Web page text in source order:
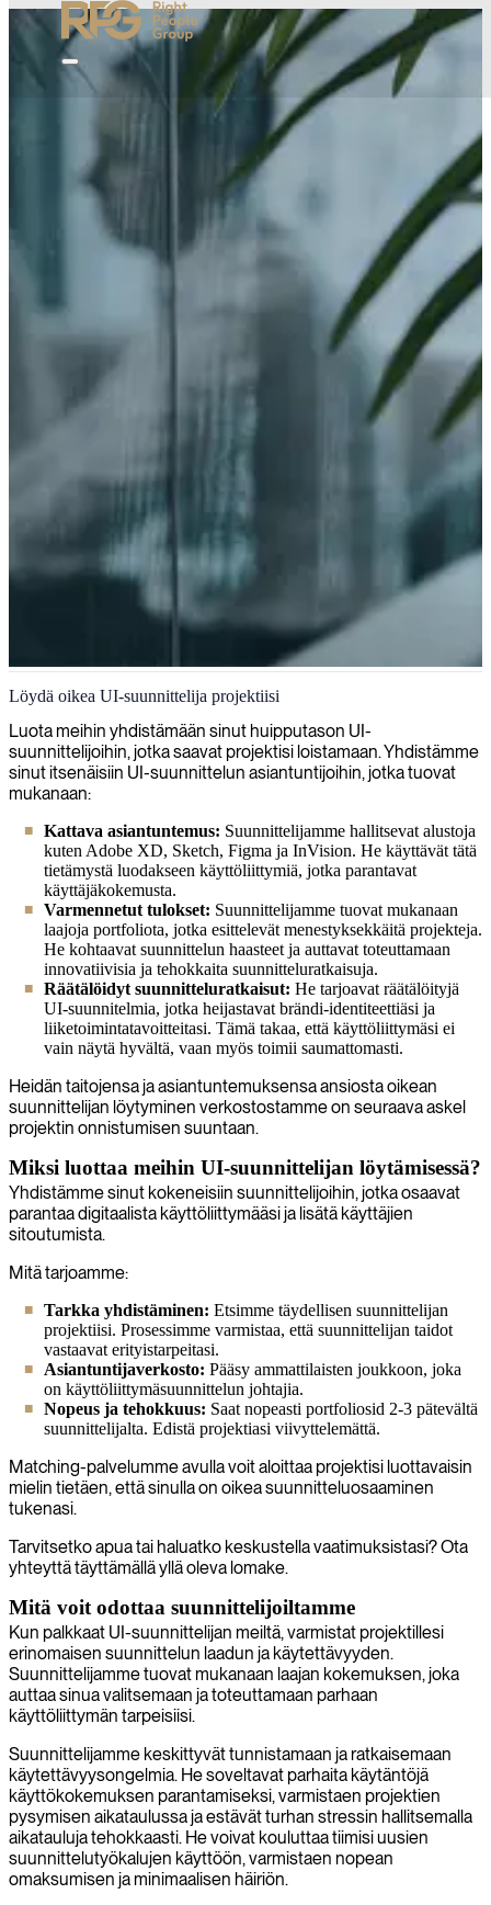
UI-suunnittelu
Meillä on intohimoa luoda erinomaisia käyttäjäkokemuksia ja
virtaviivaistaa käyttöliittymiä, jotka tekevät digitaalisista
tuotteistanne mukaansatempaavia, intuitiivisia ja vaikuttavia.
Löydä oikea UI-suunnittelija projektiisi
Luota meihin yhdistämään sinut huipputason UI-
suunnittelijoihin, jotka saavat projektisi loistamaan. Yhdistämme
sinut itsenäisiin UI-suunnittelun asiantuntijoihin, jotka tuovat
mukanaan:
Kattava asiantuntemus: Suunnittelijamme hallitsevat alustoja
kuten Adobe XD, Sketch, Figma ja InVision. He käyttävät tätä
tietämystä luodakseen käyttöliittymiä, jotka parantavat
käyttäjäkokemusta.
Varmennetut tulokset: Suunnittelijamme tuovat mukanaan
laajoja portfoliota, jotka esittelevät menestyksekkäitä projekteja.
He kohtaavat suunnittelun haasteet ja auttavat toteuttamaan
innovatiivisia ja tehokkaita suunnitteluratkaisuja.
Räätälöidyt suunnitteluratkaisut: He tarjoavat räätälöityjä
UI-suunnitelmia, jotka heijastavat brändi-identiteettiäsi ja
liiketoimintatavoitteitasi. Tämä takaa, että käyttöliittymäsi ei
vain näytä hyvältä, vaan myös toimii saumattomasti.
Heidän taitojensa ja asiantuntemuksensa ansiosta oikean
suunnittelijan löytyminen verkostostamme on seuraava askel
projektin onnistumisen suuntaan.
Miksi luottaa meihin UI-suunnittelijan löytämisessä?
Yhdistämme sinut kokeneisiin suunnittelijoihin, jotka osaavat
parantaa digitaalista käyttöliittymääsi ja lisätä käyttäjien
sitoutumista.
Mitä tarjoamme:
Tarkka yhdistäminen: Etsimme täydellisen suunnittelijan
projektiisi. Prosessimme varmistaa, että suunnittelijan taidot
vastaavat erityistarpeitasi.
Asiantuntijaverkosto: Pääsy ammattilaisten joukkoon, joka
on käyttöliittymäsuunnittelun johtajia.
Nopeus ja tehokkuus: Saat nopeasti portfoliosid 2-3 pätevältä
suunnittelijalta. Edistä projektiasi viivyttelemättä.
Matching-palvelumme avulla voit aloittaa projektisi luottavaisin
mielin tietäen, että sinulla on oikea suunnitteluosaaminen
tukenasi.
Tarvitsetko apua tai haluatko keskustella vaatimuksistasi? Ota
yhteyttä täyttämällä yllä oleva lomake.
Mitä voit odottaa suunnittelijoiltamme
Kun palkkaat UI-suunnittelijan meiltä, varmistat projektillesi
erinomaisen suunnittelun laadun ja käytettävyyden.
Suunnittelijamme tuovat mukanaan laajan kokemuksen, joka
auttaa sinua valitsemaan ja toteuttamaan parhaan
käyttöliittymän tarpeisiisi.
Suunnittelijamme keskittyvät tunnistamaan ja ratkaisemaan
käytettävyysongelmia. He soveltavat parhaita käytäntöjä
käyttökokemuksen parantamiseksi, varmistaen projektien
pysymisen aikataulussa ja estävät turhan stressin hallitsemalla
aikatauluja tehokkaasti. He voivat kouluttaa tiimisi uusien
suunnittelutyökalujen käyttöön, varmistaen nopean
omaksumisen ja minimaalisen häiriön.